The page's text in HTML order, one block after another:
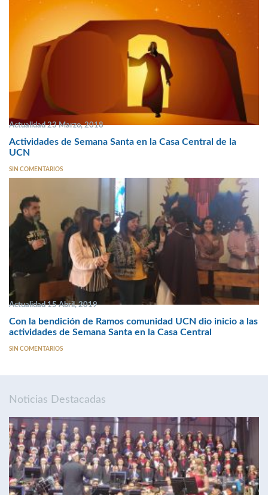
Actualidad 23 Marzo, 2018
Actividades de Semana Santa en la Casa Central de la
UCN
SIN COMENTARIOS
Actualidad 15 Abril, 2019
Con la bendición de Ramos comunidad UCN dio inicio a las
actividades de Semana Santa en la Casa Central
SIN COMENTARIOS
Noticias Destacadas